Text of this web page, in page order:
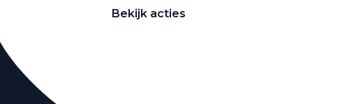
Bekijk acties